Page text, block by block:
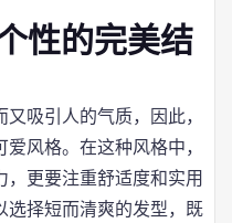
性的完美结
吸引人的气质，因此，
风格。在这种风格中，
更要注重舒适度和实用
选择短而清爽的发型，既